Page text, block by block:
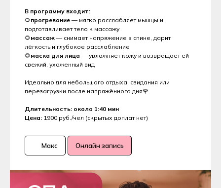
В программу входит:
🌻прогревание — мягко расслабляет мышцы и
подготавливает тело к массажу
🌻массаж — снимает напряжение в спине, дарит
лёгкость и глубокое расслабление
🌻маска для лица — увлажняет кожу и возвращает ей
свежий, ухоженный вид
Идеально для небольшого отдыха, свидания или
перезагрузки после напряжённого дня🌹
Длительность: около 1:40 мин
Цена: 1900 руб./чел (скрытых доплат нет)
Макс Онлайн запись